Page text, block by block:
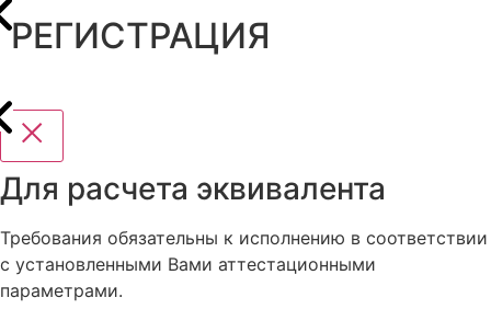
РЕГИСТРАЦИЯ
Для расчета эквивалента
Требования обязательны к исполнению в соответствии
с установленными Вами аттестационными
параметрами.